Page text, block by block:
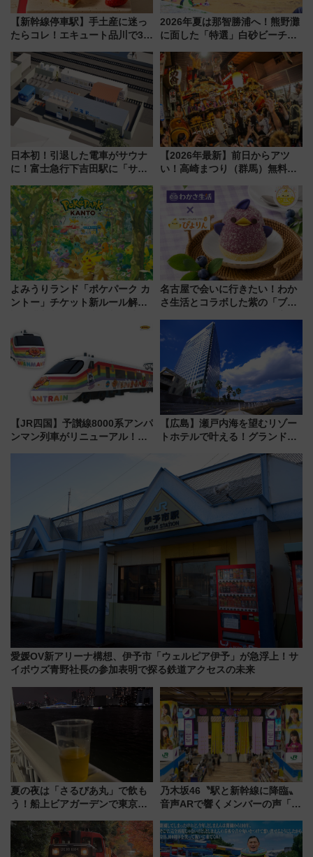
【新幹線停車駅】手土産に迷っ
たらコレ！エキュート品川で3年
産スイーツとは？
2026年夏は那智勝浦へ！熊野灘
に面した「特選」白砂ビーチは
会」は8月11日開催！
日本初！引退した電車がサウナ
に！富士急行下吉田駅に「サ電
業 行き交う電車の音や振動を
感じながら「ととのう」新感覚
【2026年最新】前日からアツ
い！高崎まつり（群馬）無料観
しまで
よみうりランド「ポケパーク カ
ントー」チケット新ルール解
本人確認が11月スタート
名古屋で会いに行きたい！わか
さ生活とコラボした紫の「ブル
【JR四国】予讃線8000系アンパ
ンマン列車がリニューアル！内
【広島】瀬戸内海を望むリゾー
トホテルで叶える！グランドプ
ディング＆カジュアルパーティ
ープラン
愛媛OV新アリーナ構想、伊予市「ウェルピア伊予」が急浮上！サ
イボウズ青野社長の参加表明で探る鉄道アクセスの未来
夏の夜は「さるびあ丸」で飲も
う！船上ビアガーデンで東京湾
杯……工場直送生ビールや島グ
ルメが美味い
乃木坂46〝駅と新幹線に降臨〟
音声ARで響くメンバーの声「真